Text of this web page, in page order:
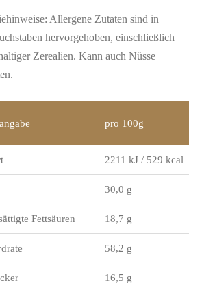
Allergene Zutaten sind in
hervorgehoben, einschließlich
Zerealien. Kann auch Nüsse
pro 100g
2211 kJ / 529 kcal
30,0 g
Fettsäuren 18,7 g
58,2 g
16,5 g